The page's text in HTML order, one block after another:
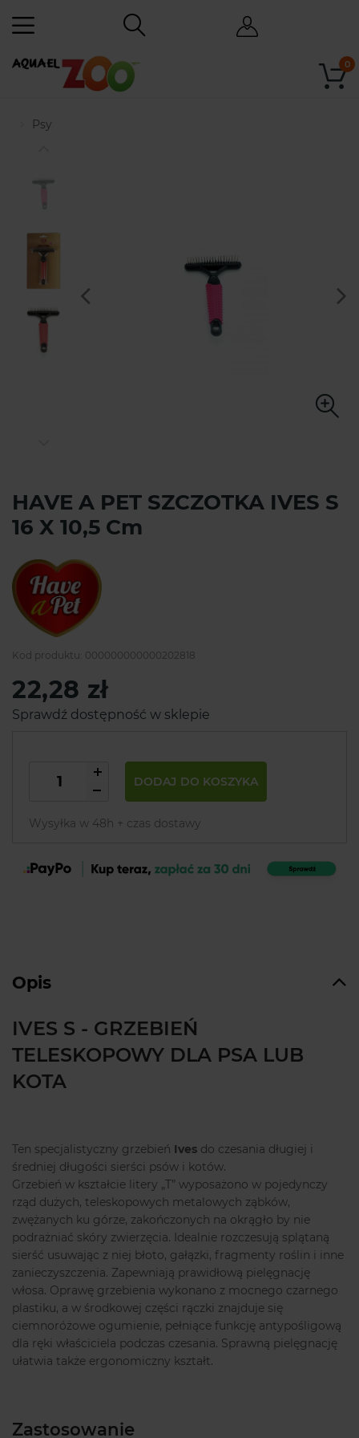
0
Psy
HAVE A PET SZCZOTKA IVES S
16 X 10,5 Cm
Kod produktu: 000000000000202818
22,28 zł
Sprawdź dostępność w sklepie
DODAJ DO KOSZYKA
Wysyłka w 48h + czas dostawy
Opis
IVES S - GRZEBIEŃ
TELESKOPOWY DLA PSA LUB
KOTA
Ten specjalistyczny grzebień Ives do czesania długiej i
średniej długości sierści psów i kotów.
Grzebień w kształcie litery „T” wyposażono w pojedynczy
rząd dużych, teleskopowych metalowych ząbków,
zwężanych ku górze, zakończonych na okrągło by nie
podrażniać skóry zwierzęcia. Idealnie rozczesują splątaną
sierść usuwając z niej błoto, gałązki, fragmenty roślin i inne
zanieczyszczenia. Zapewniają prawidłową pielęgnację
włosa. Oprawę grzebienia wykonano z mocnego czarnego
plastiku, a w środkowej części rączki znajduje się
ciemnoróżowe ogumienie, pełniące funkcję antypośligową
dla ręki właściciela podczas czesania. Sprawną pielęgnację
ułatwia także ergonomiczny kształt.
Zastosowanie